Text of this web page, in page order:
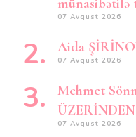
07 Avqust 2026
Aida
07 Avqust 2026
Mehmet
07 Avqust 2026